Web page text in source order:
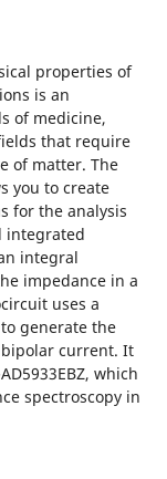
properties of
is an
of medicine,
that require
of matter. The
you to create
for the analysis
integrated
integral
impedance in a
uses a
generate the
current. It
which
spectroscopy in